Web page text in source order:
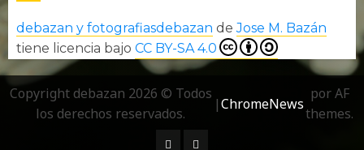
debazan y fotografiasdebazan deJose M. Bazán
tiene licencia bajo CC BY-SA 4.0
Copyright debazan 2026 © Todos
los derechos reservados.
|ChromeNews
por AF
themes.
¿ Quién soy…?
Más información sobre las